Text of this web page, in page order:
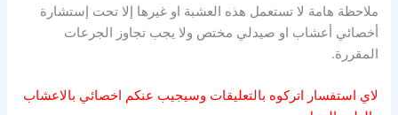
ملاحظة هامة لا تستعمل هذه العشبة او غيرها إلا تحت إستشارة
أخصائي أعشاب او صيدلي مختص ولا يجب تجاوز الجرعات
المقررة.
لاي استفسار اتركوه بالتعليقات وسيجيب عنكم اخصائي بالاعشاب